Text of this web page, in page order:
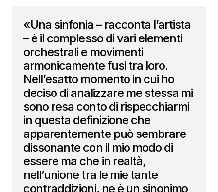
«Una sinfonia – racconta l’artista
– è il complesso di vari elementi
orchestrali e movimenti
armonicamente fusi tra loro.
Nell’esatto momento in cui ho
deciso di analizzare me stessa mi
sono resa conto di rispecchiarmi
in questa definizione che
apparentemente può sembrare
dissonante con il mio modo di
essere ma che in realtà,
nell’unione tra le mie tante
contraddizioni, ne è un sinonimo